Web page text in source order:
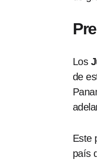
Los
de
Este
país